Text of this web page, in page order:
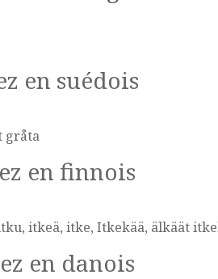
en suédois
gråta
en finnois
itkeä, itke, Itkekää, älkäät
en danois